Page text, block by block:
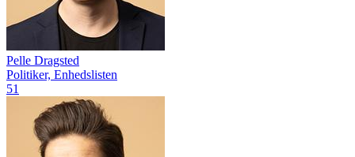
Pelle Dragsted
Politiker, Enhedslisten
51